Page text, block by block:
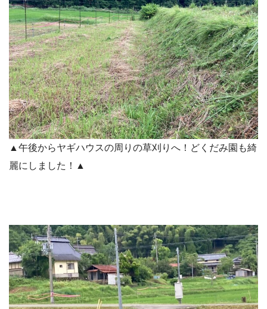
▲午後からヤギハウスの周りの草刈りへ！どくだみ園も綺
麗にしました！▲